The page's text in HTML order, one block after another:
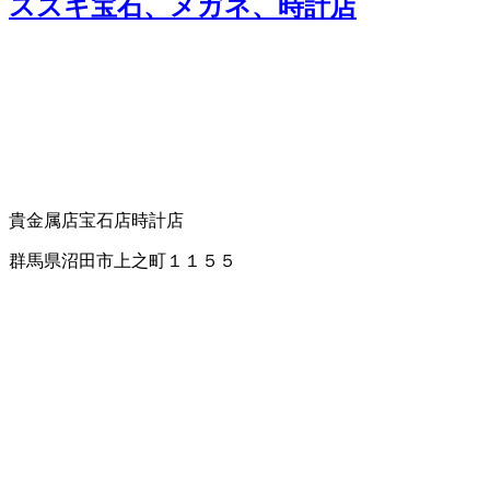
スズキ宝石、メガネ、時計店
貴金属店宝石店時計店
群馬県沼田市上之町１１５５